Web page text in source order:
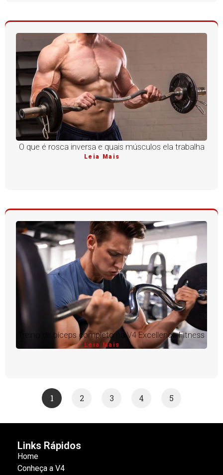
O que é rosca inversa e quais músculos ela trabalha
Leia Mais
Treino de bíceps completo na V4 Excellence Fitness
Leia Mais
1 2 3 4 5
Links Rápidos
Home
Conheça a V4